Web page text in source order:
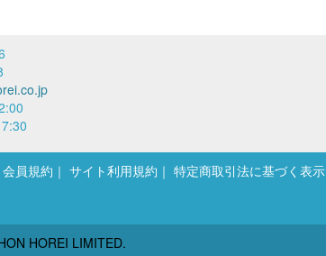
会員規約 サイト利用規約 特定商取引法に基づく表示
HOREI LIMITED.